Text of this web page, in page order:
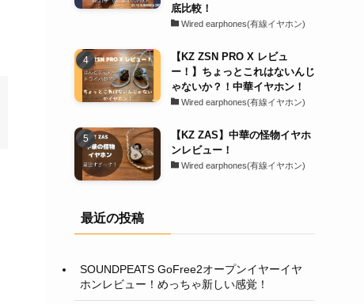
底比較！
Wired earphones(有線イヤホン)
【KZ ZSN PRO X レビュ
ー！】ちょっとこれはないんじ
ゃないか？！中華イヤホン！
Wired earphones(有線イヤホン)
【KZ ZAS】中華の怪物イヤホ
ンレビュー！
Wired earphones(有線イヤホン)
最近の投稿
SOUNDPEATS GoFree2オープンイヤーイヤ
ホンレビュー！めっちゃ新しい感覚！